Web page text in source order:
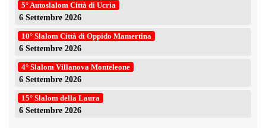
5° Autoslalom Città di Ucria
6 Settembre 2026
10° Slalom Città di Oppido Mamertina
6 Settembre 2026
4° Slalom Villanova Monteleone
6 Settembre 2026
15° Slalom della Laura
6 Settembre 2026